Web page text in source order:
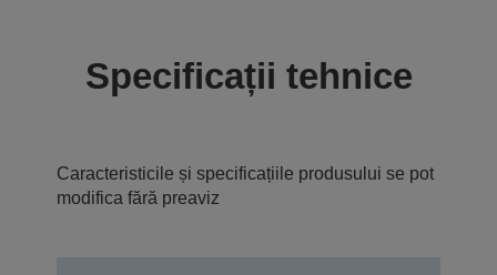
Specificații tehnice
Caracteristicile și specificațiile produsului se pot
modifica fără preaviz